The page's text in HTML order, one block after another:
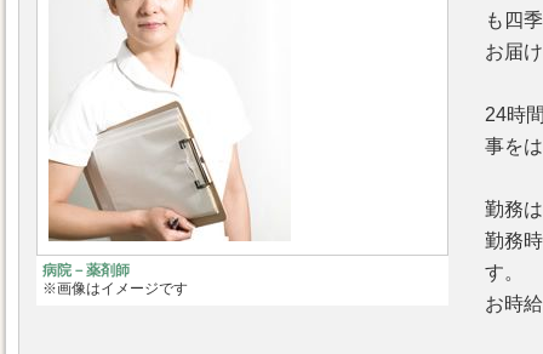
病院－薬剤師
※画像はイメージです
も四
お届
24時
事を
勤務
勤務
す。
お時